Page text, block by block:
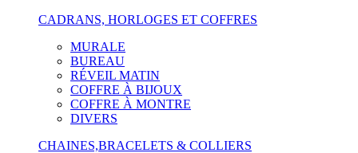
CADRANS, HORLOGES ET COFFRES
MURALE
BUREAU
RÉVEIL MATIN
COFFRE À BIJOUX
COFFRE À MONTRE
DIVERS
CHAINES,BRACELETS & COLLIERS